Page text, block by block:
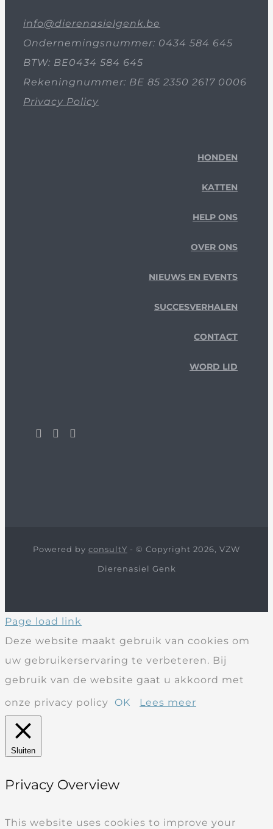
info@dierenasielgenk.be
Ondernemingsnummer: 0434 584 645
BTW: BE0434 584 645
Rekeningnummer: BE 85 2350 2617 0006
Privacy Policy
HONDEN
KATTEN
HELP ONS
OVER ONS
NIEUWS EN EVENTS
SUCCESVERHALEN
CONTACT
WORD LID
Powered by consultY - © Copyright 2026, VZW
Dierenasiel Genk
Page load link
Deze website maakt gebruik van cookies om
uw gebruikerservaring te verbeteren. Bij
gebruik van de website gaat u akkoord met
onze privacy policy
OK Lees meer
Sluiten
Privacy Overview
This website uses cookies to improve your